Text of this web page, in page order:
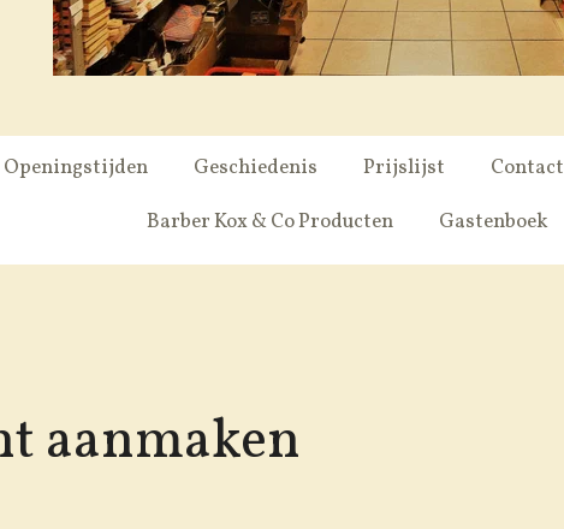
Openingstijden Geschiedenis Prijslijst Contact
Barber Kox & Co Producten
Gastenboek
aanmaken